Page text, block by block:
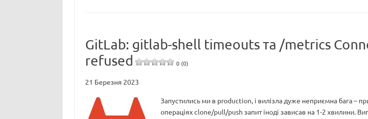
GitLab: gitlab-shell timeouts та /metrics
refused
0 (0)
21 Березня 2023
Запустились ми в production, і вилізла дуже неприємна бага –
операціях clone/pull/push запит іноді зависав на 1-2 хвилини.